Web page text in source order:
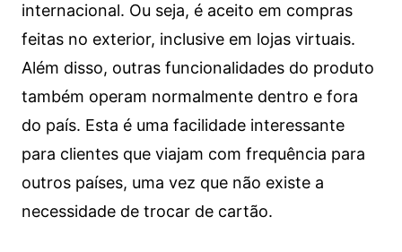
internacional. Ou seja, é aceito em compras
feitas no exterior, inclusive em lojas virtuais.
Além disso, outras funcionalidades do produto
também operam normalmente dentro e fora
do país. Esta é uma facilidade interessante
para clientes que viajam com frequência para
outros países, uma vez que não existe a
necessidade de trocar de cartão.